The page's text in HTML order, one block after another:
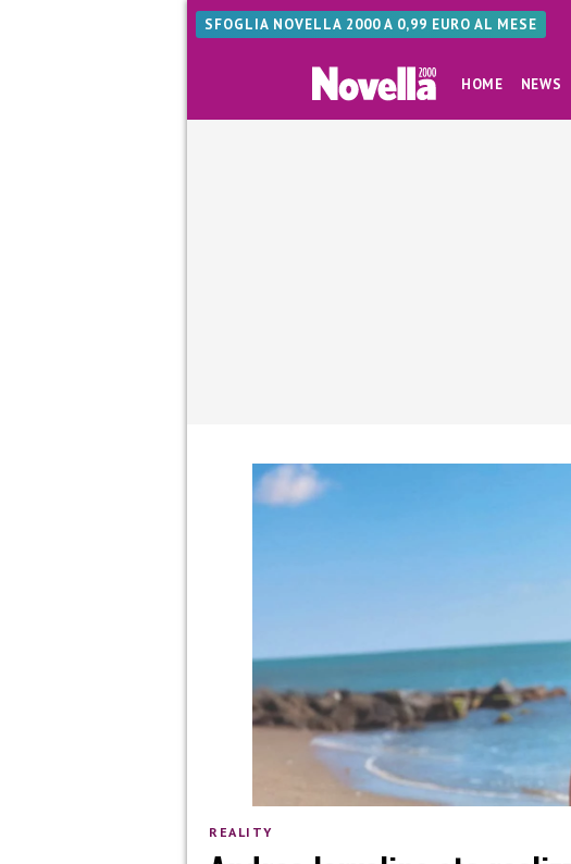
SFOGLIA NOVELLA 2000 A 0,99 EURO AL MESE
HOME NEWS
REALITY